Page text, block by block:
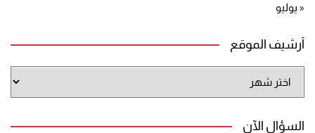
« يوليو
أرشيف الموقع
الموقع
السؤال الآن